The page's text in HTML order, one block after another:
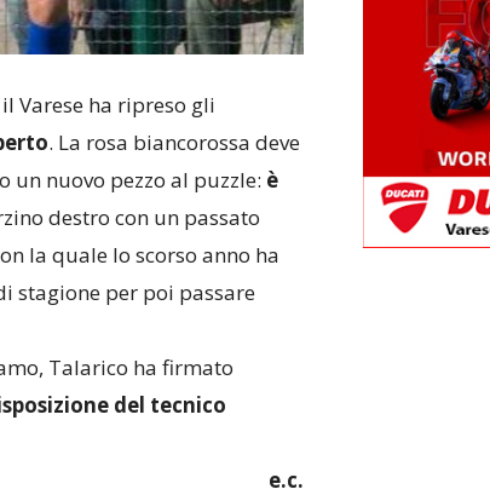
Varese ha ripreso gli
. La rosa biancorossa deve
un nuovo pezzo al puzzle: è
destro con un passato
la quale lo scorso anno ha
stagione per poi passare
Talarico ha firmato
del tecnico
e.c.